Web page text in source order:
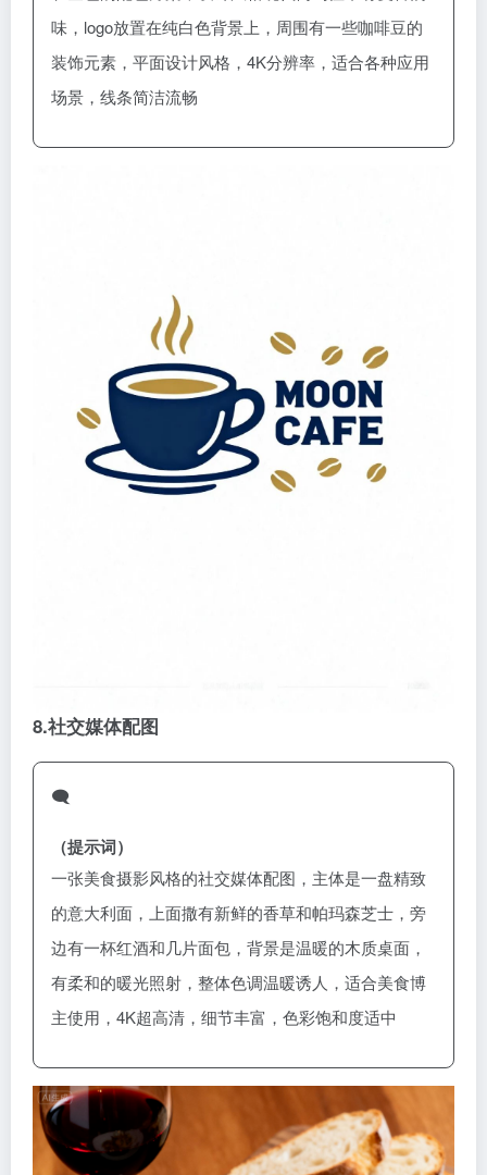
味，logo放置在纯白色背景上，周围有一些咖啡豆的
装饰元素，平面设计风格，4K分辨率，适合各种应用
场景，线条简洁流畅
8.社交媒体配图
🗨️
（提示词）
一张美食摄影风格的社交媒体配图，主体是一盘精致
的意大利面，上面撒有新鲜的香草和帕玛森芝士，旁
边有一杯红酒和几片面包，背景是温暖的木质桌面，
有柔和的暖光照射，整体色调温暖诱人，适合美食博
主使用，4K超高清，细节丰富，色彩饱和度适中